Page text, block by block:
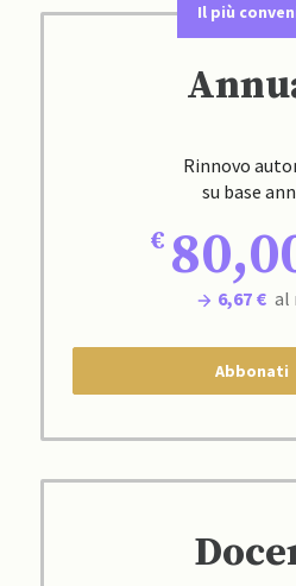
Il più
Rinnovo
su base
6,67 € al
Abbonati